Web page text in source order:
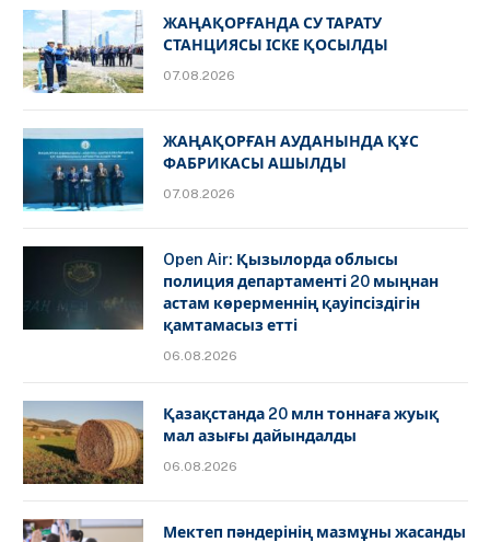
ЖАҢАҚОРҒАНДА СУ ТАРАТУ
СТАНЦИЯСЫ ІСКЕ ҚОСЫЛДЫ
07.08.2026
ЖАҢАҚОРҒАН АУДАНЫНДА ҚҰС
ФАБРИКАСЫ АШЫЛДЫ
07.08.2026
Open Air: Қызылорда облысы
полиция департаменті 20 мыңнан
астам көрерменнің қауіпсіздігін
қамтамасыз етті
06.08.2026
Қазақстанда 20 млн тоннаға жуық
мал азығы дайындалды
06.08.2026
Мектеп пәндерінің мазмұны жасанды